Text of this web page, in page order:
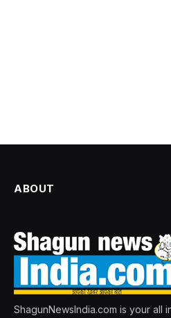
ABOUT
ShagunNewsIndia.com is your all